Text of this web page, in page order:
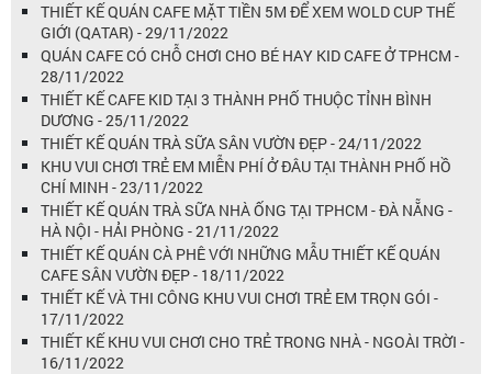
THIẾT KẾ QUÁN CAFE MẶT TIỀN 5M ĐỂ XEM WOLD CUP THẾ
GIỚI (QATAR) - 29/11/2022
QUÁN CAFE CÓ CHỖ CHƠI CHO BÉ HAY KID CAFE Ở TPHCM -
28/11/2022
THIẾT KẾ CAFE KID TẠI 3 THÀNH PHỐ THUỘC TỈNH BÌNH
DƯƠNG - 25/11/2022
THIẾT KẾ QUÁN TRÀ SỮA SÂN VƯỜN ĐẸP - 24/11/2022
KHU VUI CHƠI TRẺ EM MIỄN PHÍ Ở ĐÂU TẠI THÀNH PHỐ HỒ
CHÍ MINH - 23/11/2022
THIẾT KẾ QUÁN TRÀ SỮA NHÀ ỐNG TẠI TPHCM - ĐÀ NẴNG -
HÀ NỘI - HẢI PHÒNG - 21/11/2022
THIẾT KẾ QUÁN CÀ PHÊ VỚI NHỮNG MẪU THIẾT KẾ QUÁN
CAFE SÂN VƯỜN ĐẸP - 18/11/2022
THIẾT KẾ VÀ THI CÔNG KHU VUI CHƠI TRẺ EM TRỌN GÓI -
17/11/2022
THIẾT KẾ KHU VUI CHƠI CHO TRẺ TRONG NHÀ - NGOÀI TRỜI -
16/11/2022